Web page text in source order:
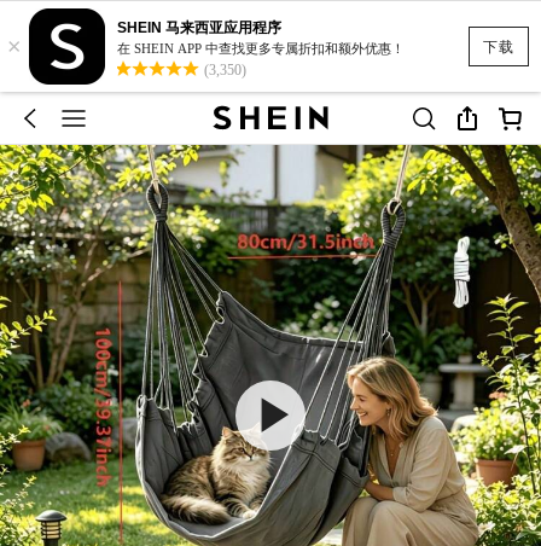
下载
×
SHEIN 马来西亚应用程序
在 SHEIN APP 中查找更多专属折扣和额外优惠！
(3,350)